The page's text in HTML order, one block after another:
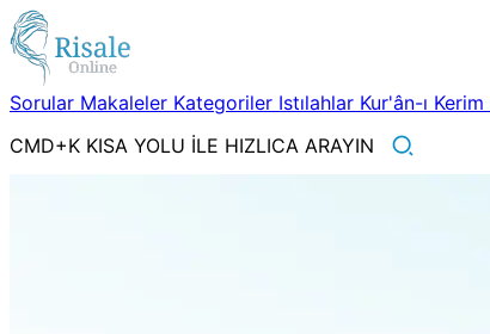
Sorular Makaleler Kategoriler Istılahlar Kur'ân-ı Kerim
CMD+K KISA YOLU İLE HIZLICA ARAYIN